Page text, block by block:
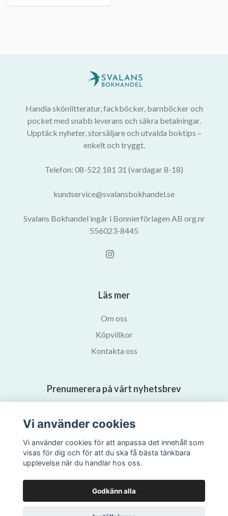
Handla skönlitteratur, fackböcker, barnböcker och
pocket med snabb leverans och säkra betalningar.
Upptäck nyheter, storsäljare och utvalda boktips –
enkelt och tryggt.
Telefon: 08-522 181 31 (vardagar 8-18)
kundservice@svalansbokhandel.se
Svalans Bokhandel ingår i Bonnierförlagen AB org.nr
556023-8445
Läs mer
Om oss
Köpvillkor
Kontakta oss
Prenumerera på vårt nyhetsbrev
Vi använder cookies
Vi använder cookies för att anpassa det innehåll som
visas för dig och för att du ska få bästa tänkbara
upplevelse när du handlar hos oss.
Godkänn alla